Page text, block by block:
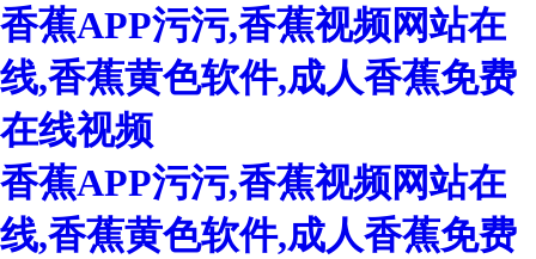
香蕉APP污污,香蕉视频网站在
线,香蕉黄色软件,成人香蕉免费
在线视频
香蕉APP污污,香蕉视频网站在
线,香蕉黄色软件,成人香蕉免费